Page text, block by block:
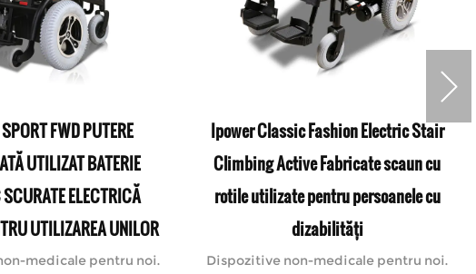
FWD PUTERE
UTILIZAT BATERIE
ELECTRICĂ
UTILIZAREA UNILOR
medicale pentru noi.
Ipower Classic Fashion Electric Stair
Climbing Active Fabricate scaun cu
rotile utilizate pentru persoanele cu
dizabilități
Dispozitive non-medicale pentru noi.